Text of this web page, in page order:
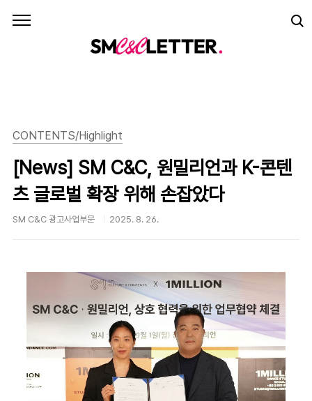
CONTENTS/Highlight
[News] SM C&C, 원밀리언과 K-콘텐
츠 글로벌 확장 위해 손잡았다
SM C&C 광고사업부문 2025. 8. 26.